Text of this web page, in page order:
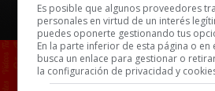
Es posible que algunos proveedores
personales en virtud de un interés
puedes oponerte gestionando tus
En la parte inferior de esta página o en
busca un enlace para gestionar o
la configuración de privacidad y